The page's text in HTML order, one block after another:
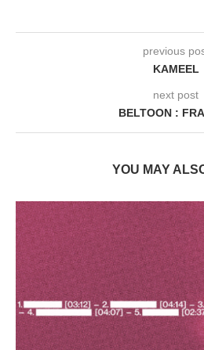
previous
KAMEEL
next post
BELTOON :
YOU MAY